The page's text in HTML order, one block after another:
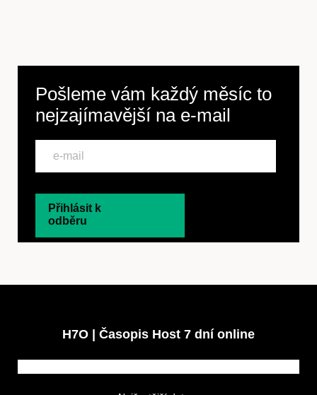
Pošleme vám každý měsíc to
nejzajímavější na e-mail
Přihlásit k
odběru
H7O | Časopis Host 7 dní online